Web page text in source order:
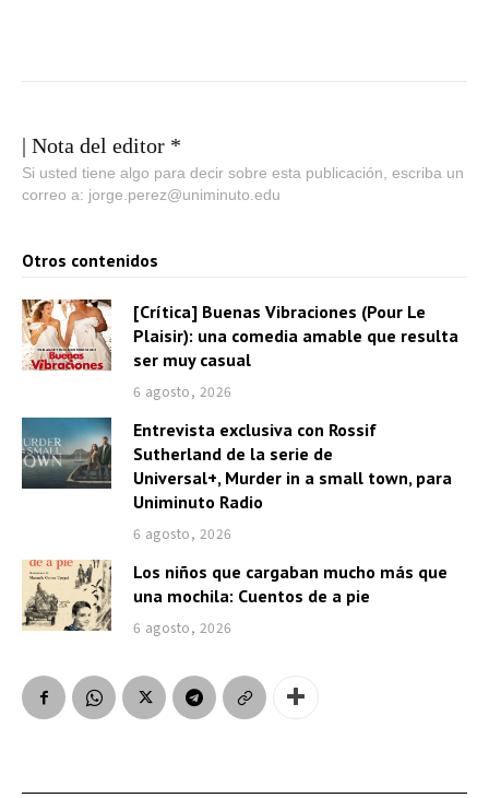
| Nota del editor *
Si usted tiene algo para decir sobre esta publicación, escriba un
correo a: jorge.perez@uniminuto.edu
Otros contenidos
[Crítica] Buenas Vibraciones (Pour Le
Plaisir): una comedia amable que resulta
ser muy casual
6 agosto, 2026
Entrevista exclusiva con Rossif
Sutherland de la serie de
Universal+, Murder in a small town, para
Uniminuto Radio
6 agosto, 2026
Los niños que cargaban mucho más que
una mochila: Cuentos de a pie
6 agosto, 2026